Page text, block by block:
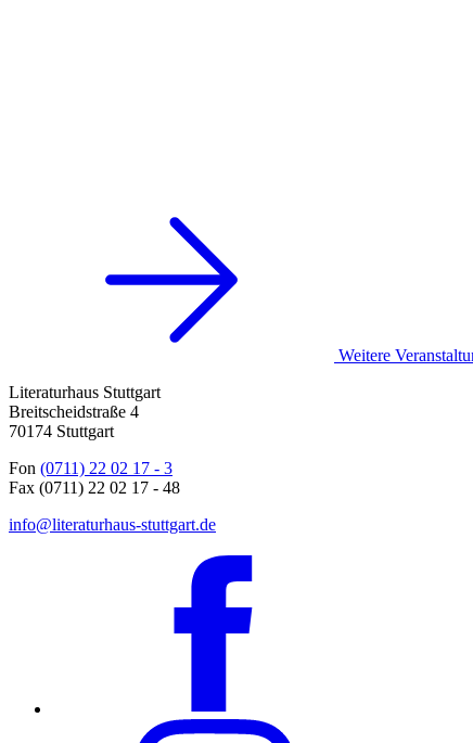
Weitere
Literaturhaus Stuttgart
Breitscheidstraße 4
70174 Stuttgart
Fon (0711) 22 02 17 - 3
Fax (0711) 22 02 17 - 48
info@literaturhaus-stuttgart.de